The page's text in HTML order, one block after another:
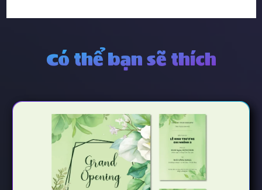
Có thể bạn sẽ thích